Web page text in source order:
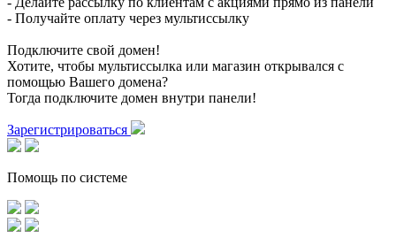
- Получайте оплату через мультиссылку
Подключите свой домен!
Хотите, чтобы мультиссылка или магазин открывался с
помощью Вашего домена?
Тогда подключите домен внутри панели!
Зарегистрироваться
Помощь по системе